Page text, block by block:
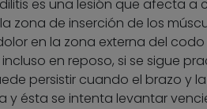
es una lesión que afecta a
zona de inserción de los
en la zona externa del
en reposo, si se sigue
persistir cuando el brazo y
y ésta se intenta levantar